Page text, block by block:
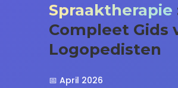
Spraaktherapie
Compleet Gids
Logopedisten
📅 April 2026